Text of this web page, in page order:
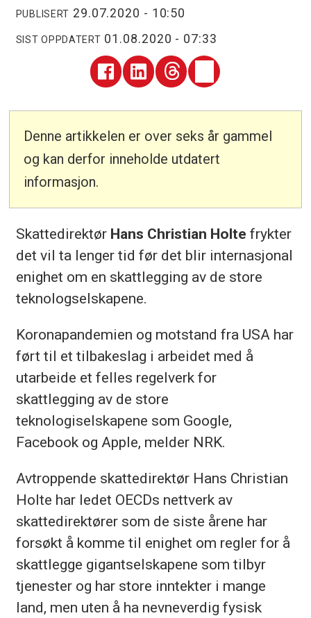
PUBLISERT 29.07.2020 - 10:50
SIST OPPDATERT 01.08.2020 - 07:33
Denne artikkelen er over seks år gammel
og kan derfor inneholde utdatert
informasjon.
Skattedirektør Hans Christian Holte frykter
det vil ta lenger tid før det blir internasjonal
enighet om en skattlegging av de store
teknologselskapene.
Koronapandemien og motstand fra USA har
ført til et tilbakeslag i arbeidet med å
utarbeide et felles regelverk for
skattlegging av de store
teknologiselskapene som Google,
Facebook og Apple, melder NRK.
Avtroppende skattedirektør Hans Christian
Holte har ledet OECDs nettverk av
skattedirektører som de siste årene har
forsøkt å komme til enighet om regler for å
skattlegge gigantselskapene som tilbyr
tjenester og har store inntekter i mange
land, men uten å ha nevneverdig fysisk